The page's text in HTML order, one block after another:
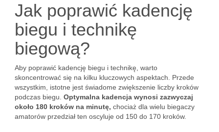
Jak poprawić kadencję
biegu i technikę
biegową?
Aby poprawić kadencję biegu i technikę, warto
skoncentrować się na kilku kluczowych aspektach. Przede
wszystkim, istotne jest świadome zwiększenie liczby kroków
podczas biegu. Optymalna kadencja wynosi zazwyczaj
około 180 kroków na minutę, chociaż dla wielu biegaczy
amatorów przedział ten oscyluje od 150 do 170 kroków.